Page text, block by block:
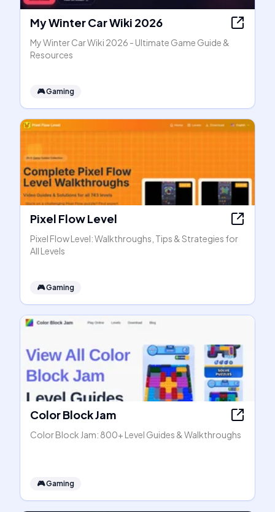
My Winter Car Wiki 2026
My Winter Car Wiki 2026 - Ultimate Game Guide &
Resources
🎮Gaming
Pixel Flow Level
Pixel Flow Level: Walkthroughs, Tips & Strategies for
All Levels
🎮Gaming
Color Block Jam
Color Block Jam: 800+ Level Guides & Walkthroughs
🎮Gaming